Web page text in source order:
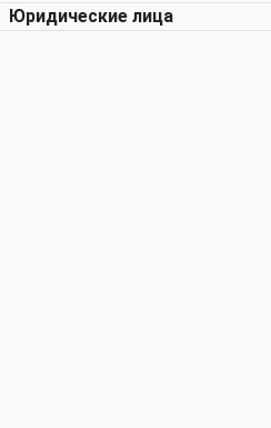
Юридические лица